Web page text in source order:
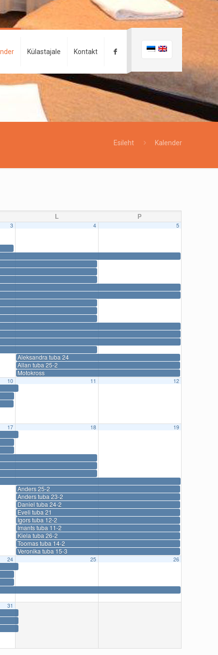
Külastajale Kontakt
Esileht Kalender
L P
3 4
Aleksandra tuba 24
Allan tuba 25-2
Motokross
5
10 11 12
17 18
Anders 25-2
Anders tuba 23-2
Daniel tuba 24-2
Eveli tuba 21
Igors tuba 12-2
Imants tuba 11-2
Kiela tuba 26-2
Toomas tuba 14-2
Veronika tuba 15-3
19
24 25 26
31